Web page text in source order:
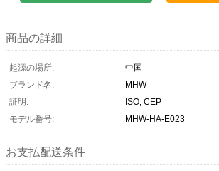
商品の詳細
起源の場所:
中国
ブランド名:
MHW
証明:
ISO, CEP
モデル番号:
MHW-HA-E023
お支払配送条件